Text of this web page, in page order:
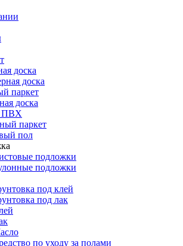
доска
доска
паркет
доска
ПВХ
паркет
пол
подложки
подложки
под клей
под лак
по уходу за полами